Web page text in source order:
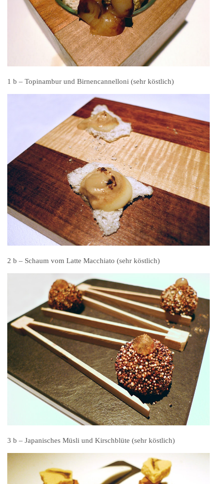
1 b – Topinambur und Birnencannelloni (sehr köstlich)
2 b – Schaum vom Latte Macchiato (sehr köstlich)
3 b – Japanisches Müsli und Kirschblüte (sehr köstlich)